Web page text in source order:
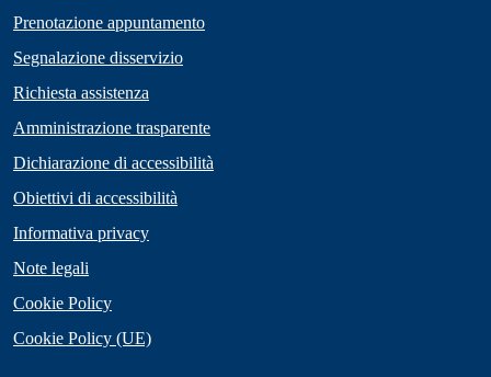
Prenotazione appuntamento
Segnalazione disservizio
Richiesta assistenza
Amministrazione trasparente
Dichiarazione di accessibilità
Obiettivi di accessibilità
Informativa privacy
Note legali
Cookie Policy
Cookie Policy (UE)